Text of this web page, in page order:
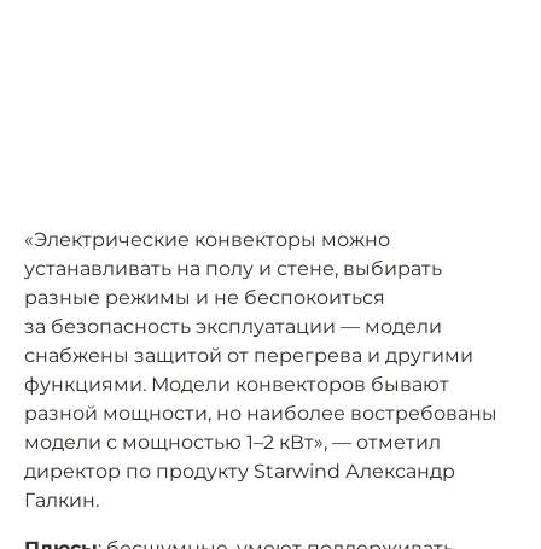
«Электрические конвекторы можно
устанавливать на полу и стене, выбирать
разные режимы и не беспокоиться
за безопасность эксплуатации — модели
снабжены защитой от перегрева и другими
функциями. Модели конвекторов бывают
разной мощности, но наиболее востребованы
модели с мощностью 1–2 кВт», — отметил
директор по продукту Starwind Александр
Галкин.